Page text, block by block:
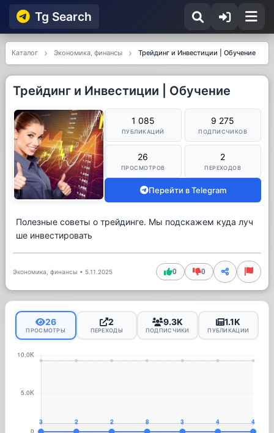
Tg Searсh
Каталог Экономика, финансы Трейдинг и Инвестиции | Обучение
Трейдинг и Инвестиции | Обучение
1 085
ПУБЛИКАЦИЙ
9 275
ПОДПИСЧИКОВ
26
ПРОСМОТРОВ
2
ПЕРЕХОДОВ
Перейти в Telegram
Полезные советы о трейдинге. Мы подскажем куда луч
ше инвестировать
Экономика, финансы • 5.11.2025 0 0
26
ПРОСМОТРЫ
2
ПЕРЕХОДЫ
9.3K
ПОДПИСЧИКИ
1.1K
ПУБЛИКАЦИИ